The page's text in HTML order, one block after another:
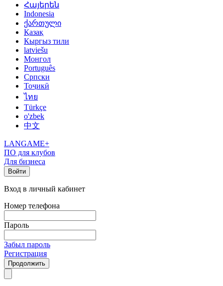
Հայերեն
Indonesia
ქართული
Қазақ
Кыргыз тили
latviešu
Монгол
Português
Српски
Тоҷикӣ
ไทย
Türkçe
o'zbek
中文
LANGAME+
ПО для клубов
Для бизнеса
Войти
Вход в личный кабинет
Номер телефона
Пароль
Забыл пароль
Регистрация
Продолжить